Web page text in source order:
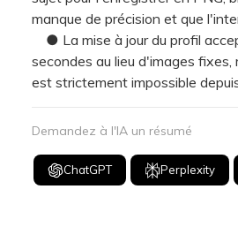
manque de précision et que
● La mise à jour du profil
secondes au lieu d'images
est strictement impossible
Demandez à l'IA un résumé
ChatGPT Perplexity